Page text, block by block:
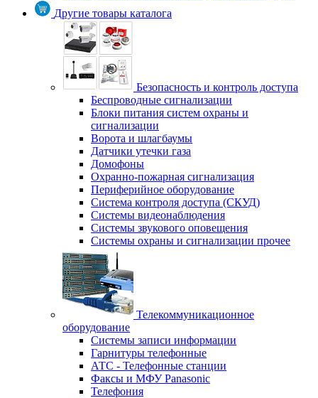
Другие товары каталога
Безопасность и контроль доступа
Беспроводные сигнализации
Блоки питания систем охраны и
сигнализации
Ворота и шлагбаумы
Датчики утечки газа
Домофоны
Охранно-пожарная сигнализация
Периферийное оборудование
Система контроля доступа (СКУД)
Системы видеонаблюдения
Системы звукового оповещения
Системы охраны и сигнализации прочее
Телекоммуникационное
оборудование
Системы записи информации
Гарнитуры телефонные
АТС - Телефонные станции
Факсы и МФУ Panasonic
Телефония